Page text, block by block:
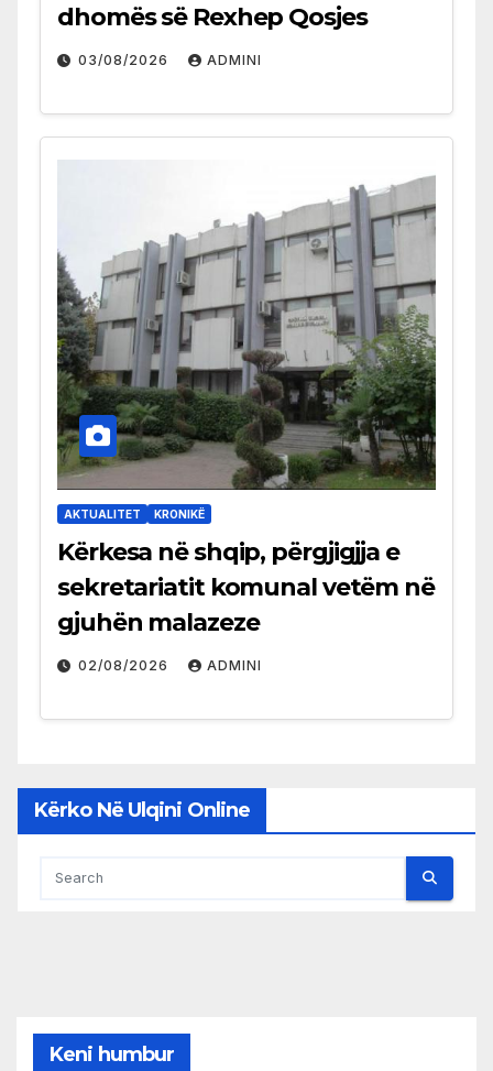
dhomës së Rexhep Qosjes
03/08/2026 ADMINI
AKTUALITET KRONIKË
Kërkesa në shqip, përgjigjja e
sekretariatit komunal vetëm në
gjuhën malazeze
02/08/2026 ADMINI
Kërko Në Ulqini Online
Keni humbur